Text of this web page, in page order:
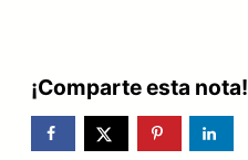
¡Comparte esta nota!